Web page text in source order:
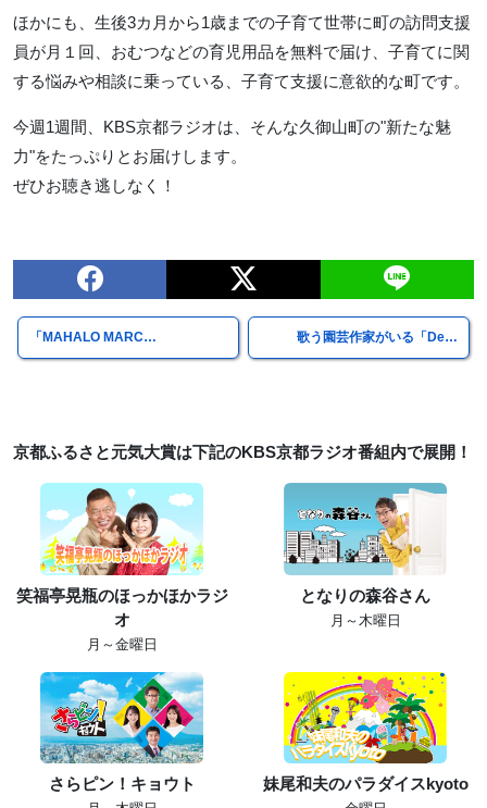
ほかにも、生後3カ月から1歳までの子育て世帯に町の訪問支援
員が月１回、おむつなどの育児用品を無料で届け、子育てに関
する悩みや相談に乗っている、子育て支援に意欲的な町です。
今週1週間、KBS京都ラジオは、そんな久御山町の"新たな魅
力"をたっぷりとお届けします。
ぜひお聴き逃しなく！
「MAHALO MARC… 歌う園芸作家がいる「De…
京都ふるさと元気大賞は下記のKBS京都ラジオ番組内で展開！
笑福亭晃瓶のほっかほかラジ
オ
月～金曜日
となりの森谷さん
月～木曜日
さらピン！キョウト 妹尾和夫のパラダイスkyoto